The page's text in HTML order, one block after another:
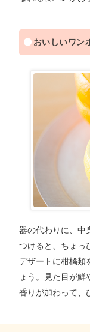
おいしいワン
器の代わりに、中
つけると、ちょっ
デザートに柑橘類
ょう。見た目が
香りが加わって、